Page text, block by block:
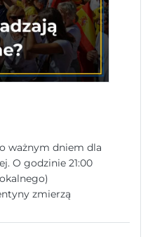
ważnym dniem dla
O godzinie 21:00
zmierzą